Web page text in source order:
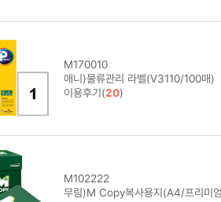
M170010
애니)물류관리 라벨(V3110/100매)
이용후기(20)
M102222
무림)M Copy복사용지(A4/프리